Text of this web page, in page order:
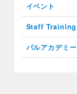
イベント
Staff Training
パルアカデミー